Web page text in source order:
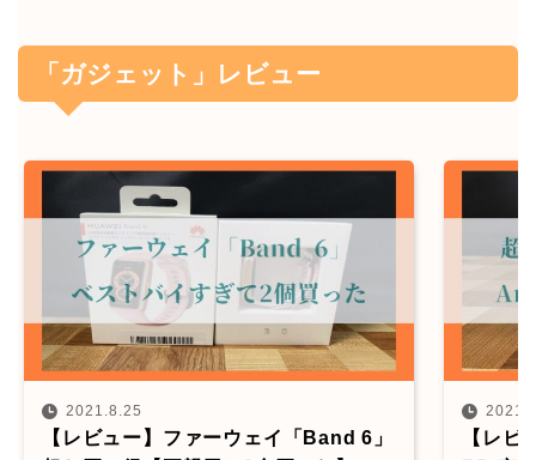
「ガジェット」レビュー
2021.8.25
【レビュー】ファーウェイ「Band 6」
【レ